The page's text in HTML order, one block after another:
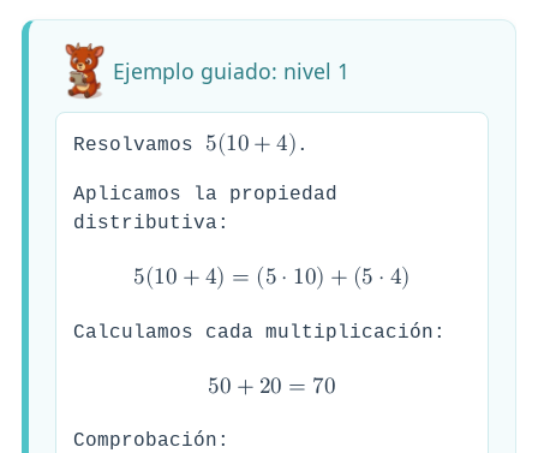
Ejemplo guiado: nivel 1
Resolvamos 5(10+4) .
Aplicamos la propiedad
distributiva:
5(10 +4) = (5⋅ 10) + (5 ⋅ 4)
Calculamos cada multiplicación:
50 + 20 = 70
Comprobación: